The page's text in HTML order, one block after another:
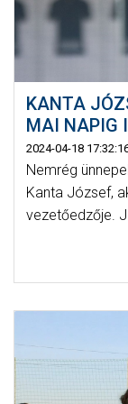
KANTA
MAI NAPIG
2024-04-18
Nemrég
Kanta József,
vezetőedzője.